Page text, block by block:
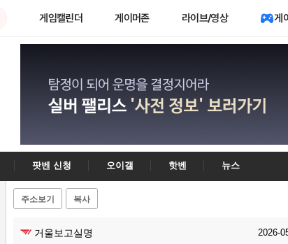
게임캘린더 게이머존 라이브/영상 게
팟벤 신청 오이갤 핫벤
뉴스
주소보기 복사
거울보고실명 2026-